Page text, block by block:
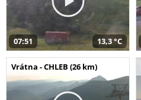
07:51 13,3 °C
Vrátna - CHLEB (26 km)